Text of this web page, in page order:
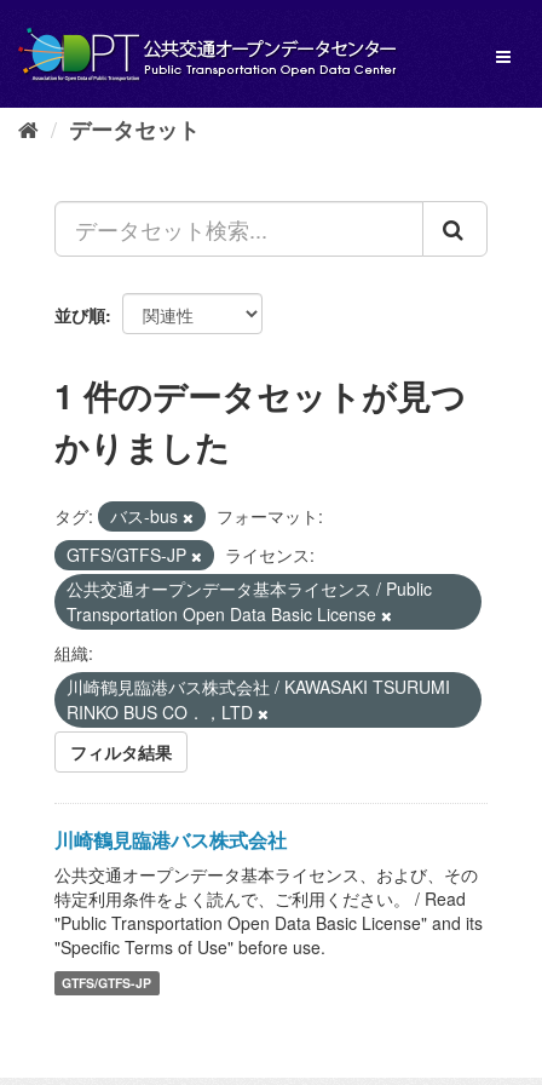
し
データセット
並び順
1 件のデータセットが見つ
かりました
タグ: バス-bus
フォーマット:
GTFS/GTFS-JP
ライセンス:
公共交通オープンデータ基本ライセンス / Public
Transportation Open Data Basic License
組織:
川崎鶴見臨港バス株式会社 / KAWASAKI TSURUMI
RINKO BUS CO．，LTD
フィルタ結果
川崎鶴見臨港バス株式会社
公共交通オープンデータ基本ライセンス、および、その
特定利用条件をよく読んで、ご利用ください。 / Read
"Public Transportation Open Data Basic License" and its
"Specific Terms of Use" before use.
GTFS/GTFS-JP